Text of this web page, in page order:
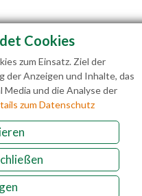
2 A-5522 St.
Cookies
zum Einsatz. Ziel der
der Anzeigen und Inhalte, das
und die Analyse der
zum Datenschutz